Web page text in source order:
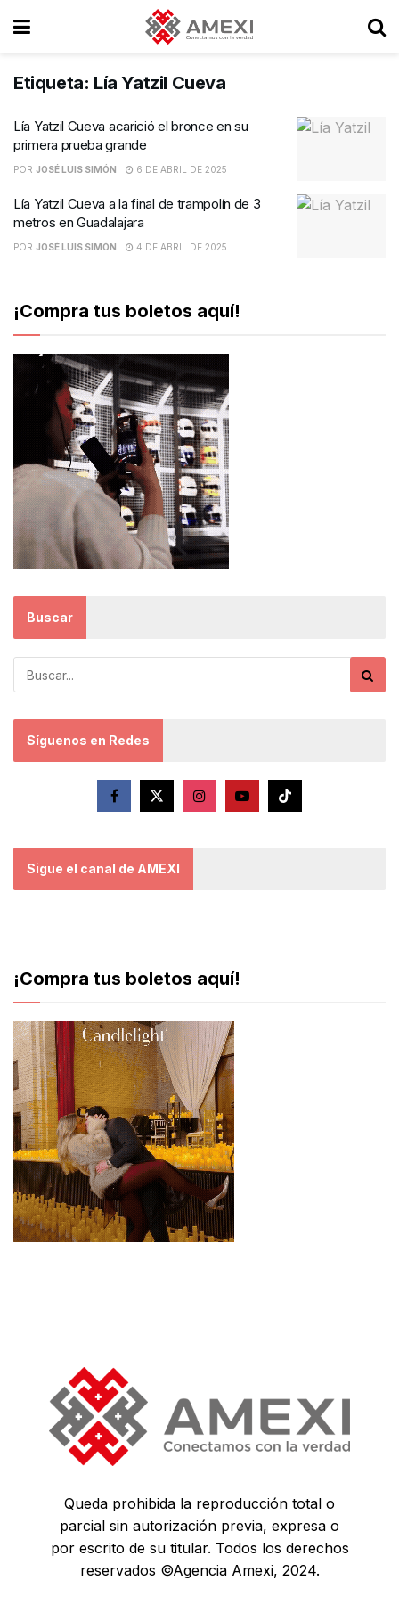
Etiqueta: Lía Yatzil Cueva
Lía Yatzil Cueva acarició el bronce en su
primera prueba grande
POR JOSÉ LUIS SIMÓN 6 DE ABRIL DE 2025
Lía Yatzil Cueva a la final de trampolín de 3
metros en Guadalajara
POR JOSÉ LUIS SIMÓN 4 DE ABRIL DE 2025
¡Compra tus boletos aquí!
Buscar
Síguenos en Redes
Sigue el canal de AMEXI
¡Compra tus boletos aquí!
Queda prohibida la reproducción total o
parcial sin autorización previa, expresa o
por escrito de su titular. Todos los derechos
reservados ©Agencia Amexi, 2024.